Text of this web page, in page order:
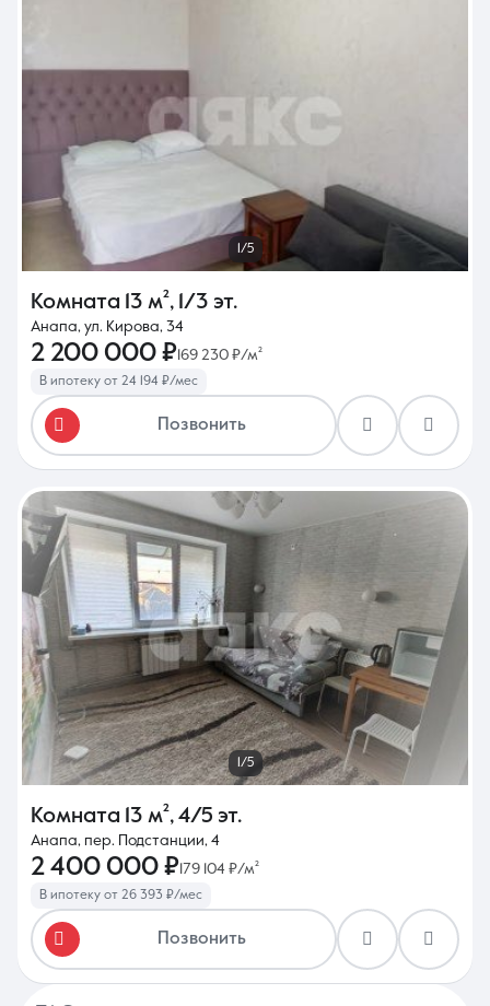
1/5
Комната 13 м², 1/3 эт.
Анапа, ул. Кирова, 34
2 200 000 ₽ 169 230 ₽/м²
В ипотеку от 24 194 ₽/мес
Позвонить
1/5
Комната 13 м², 4/5 эт.
Анапа, пер. Подстанции, 4
2 400 000 ₽ 179 104 ₽/м²
В ипотеку от 26 393 ₽/мес
Позвонить